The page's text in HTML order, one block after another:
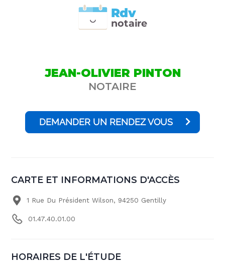
notaire
Rdv
JEAN-OLIVIER PINTON
NOTAIRE
DEMANDER UN RENDEZ VOUS
CARTE ET INFORMATIONS D'ACCÈS
1 Rue Du Président Wilson, 94250 Gentilly
01.47.40.01.00
HORAIRES DE L'ÉTUDE